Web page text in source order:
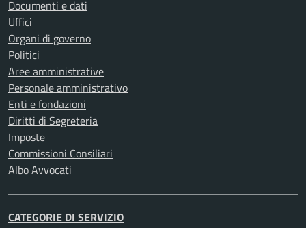
Documenti e dati
Uffici
Organi di governo
Politici
Aree amministrative
Personale amministrativo
Enti e fondazioni
Diritti di Segreteria
Imposte
Commissioni Consiliari
Albo Avvocati
CATEGORIE DI SERVIZIO